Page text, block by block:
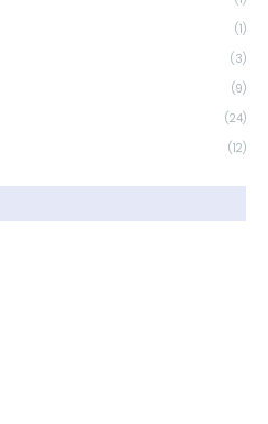
(1)
(3)
(9)
(24)
(12)